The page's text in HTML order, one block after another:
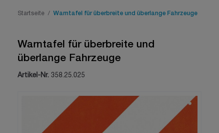
Startseite / Warntafel für überbreite und überlange Fahrzeuge
Warntafel für überbreite und
überlange Fahrzeuge
Artikel-Nr. 358.25.025